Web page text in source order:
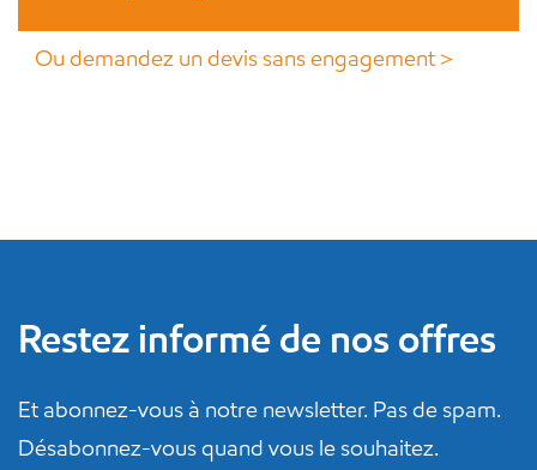
Ou demandez un devis sans engagement＞
Restez informé de nos offres
Et abonnez-vous à notre newsletter. Pas de spam.
Désabonnez-vous quand vous le souhaitez.